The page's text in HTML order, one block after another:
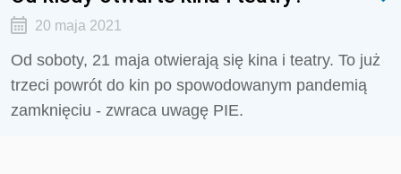
20 maja 2021
Od soboty, 21 maja otwierają się kina i teatry. To już
trzeci powrót do kin po spowodowanym pandemią
zamknięciu - zwraca uwagę PIE.